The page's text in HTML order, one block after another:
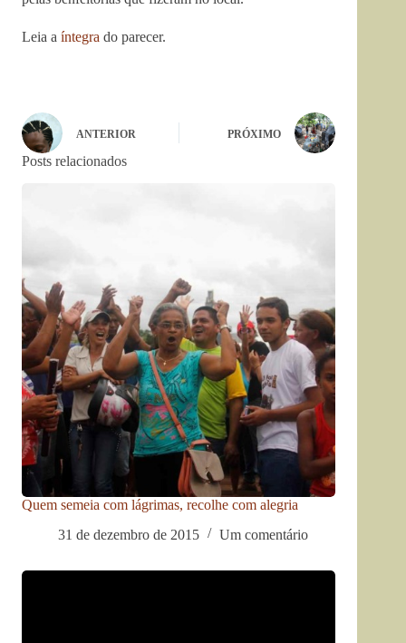
Leia a íntegra do parecer.
ANTERIOR PRÓXIMO
Posts relacionados
Quem semeia com lágrimas, recolhe com alegria
31 de dezembro de 2015
Um comentário